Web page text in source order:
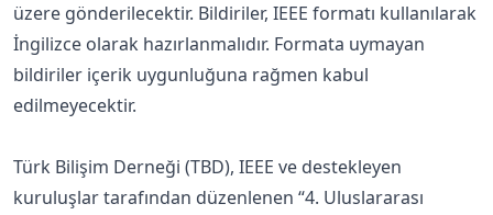
üzere gönderilecektir. Bildiriler, IEEE formatı kullanılarak
İngilizce olarak hazırlanmalıdır. Formata uymayan
bildiriler içerik uygunluğuna rağmen kabul
edilmeyecektir.
Türk Bilişim Derneği (TBD), IEEE ve destekleyen
kuruluşlar tarafından düzenlenen “4. Uluslararası